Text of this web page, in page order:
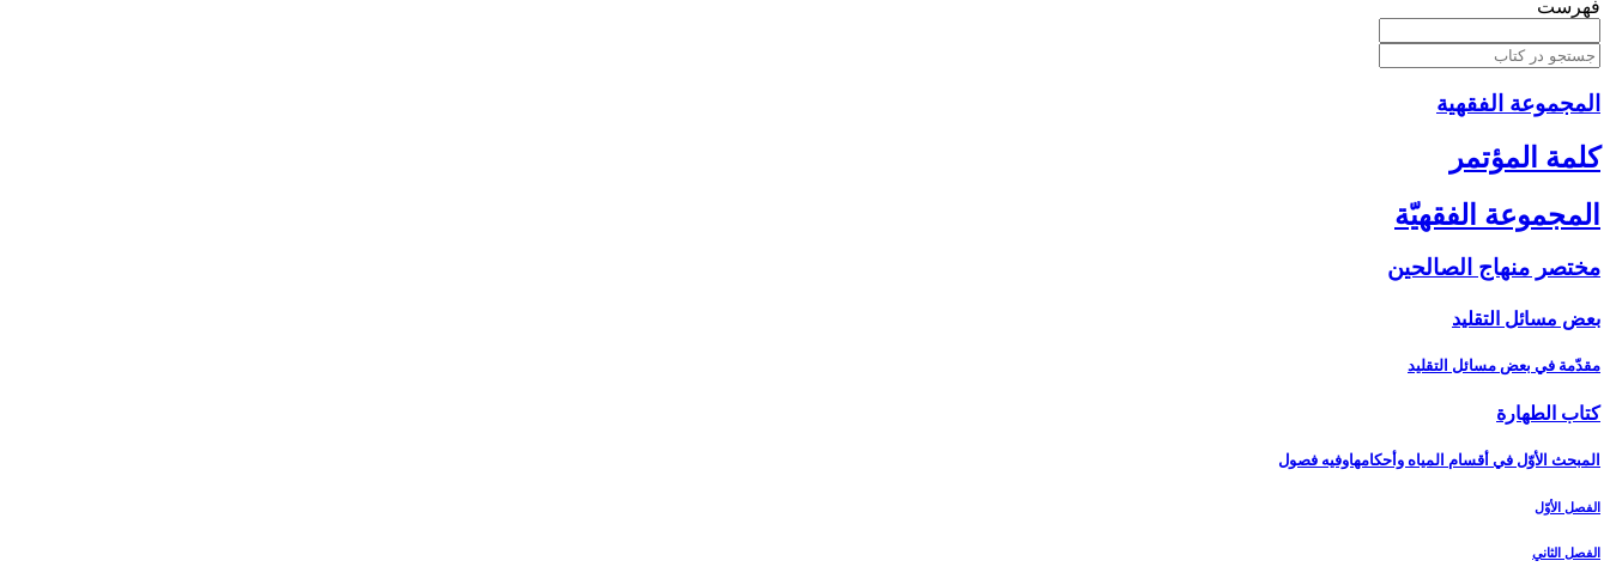
فهرست
المجموعة الفقهیة
كلمة المؤتمر
المجموعة الفقهيّة
مختصر منهاج الصالحين‏
بعض مسائل التقليد
مقدّمة في بعض مسائل التقليد
كتاب الطهارة
المبحث الأوّل في أقسام المياه وأحكامهاوفيه فصول‏
الفصل الأوّل‏
الفصل الثاني‏